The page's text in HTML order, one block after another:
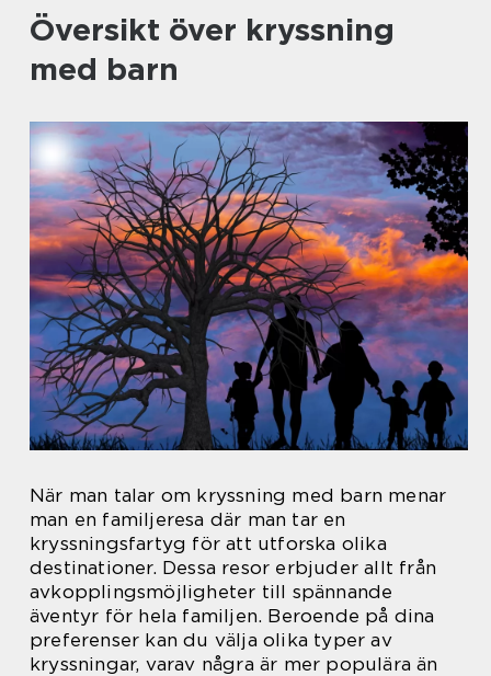
Översikt över kryssning
med barn
När man talar om kryssning med barn menar
man en familjeresa där man tar en
kryssningsfartyg för att utforska olika
destinationer. Dessa resor erbjuder allt från
avkopplingsmöjligheter till spännande
äventyr för hela familjen. Beroende på dina
preferenser kan du välja olika typer av
kryssningar, varav några är mer populära än